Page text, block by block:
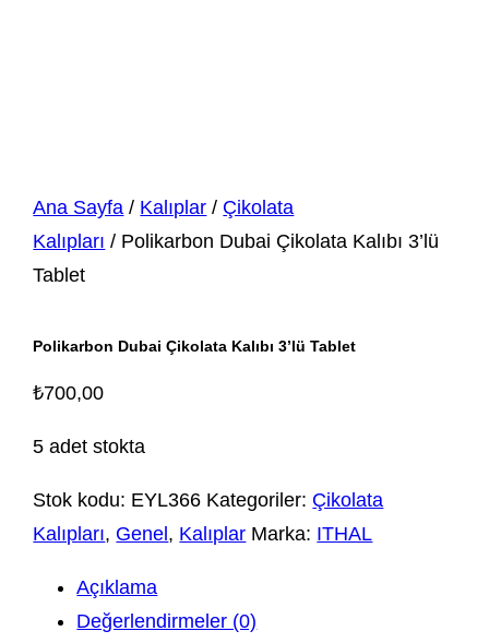
Ana Sayfa / Kalıplar / Çikolata
Kalıpları / Polikarbon Dubai Çikolata Kalıbı 3’lü
Tablet
Polikarbon Dubai Çikolata Kalıbı 3’lü Tablet
₺700,00
5 adet stokta
Stok kodu: EYL366 Kategoriler: Çikolata
Kalıpları, Genel , Kalıplar Marka: ITHAL
Açıklama
Değerlendirmeler (0)